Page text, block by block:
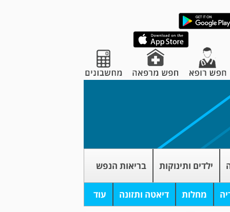
ילדים ותינוקות בריאות הנפש
מחלות דיאטה ותזונה עוד